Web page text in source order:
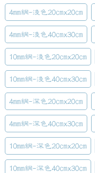
4mm網-淺色20cmx20cm
4mm網-淺色40cmx30cm
10mm網-淺色20cmx20cm
10mm網-淺色40cmx30cm
4mm網-深色20cmx20cm
4mm網-深色40cmx30cm
10mm網-深色20cmx20cm
10mm網-深色40cmx30cm